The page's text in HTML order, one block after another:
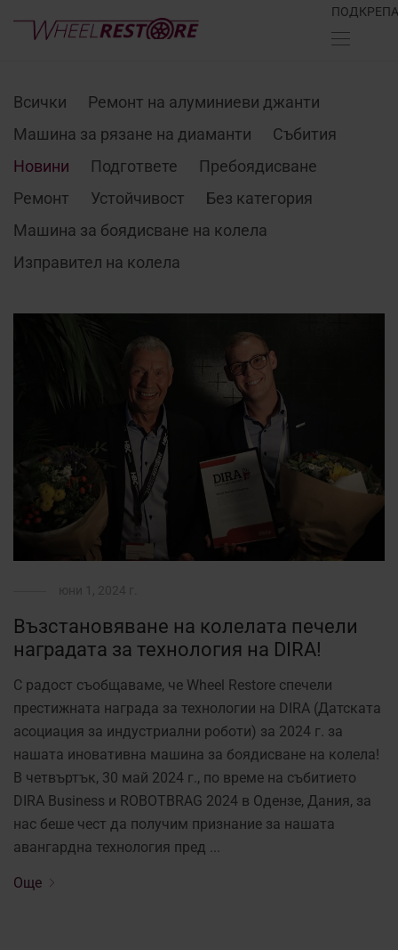
ПОДКРЕПА
Всички
Ремонт на алуминиеви джанти
Машина за рязане на диаманти
Събития
Новини
Подгответе
Пребоядисване
Ремонт
Устойчивост
Без категория
Машина за боядисване на колела
Изправител на колела
Възстановяване на колелата печели
наградата за технология на DIRA!
С радост съобщаваме, че Wheel Restore спечели
престижната награда за технологии на DIRA (Датската
асоциация за индустриални роботи) за 2024 г. за
нашата иновативна машина за боядисване на колела!
В четвъртък, 30 май 2024 г., по време на събитието
DIRA Business и ROBOTBRAG 2024 в Одензе, Дания, за
нас беше чест да получим признание за нашата
авангардна технология пред ...
Още